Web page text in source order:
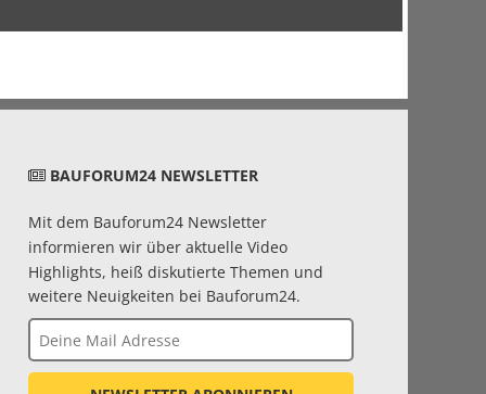
BAUFORUM24 NEWSLETTER
Mit dem Bauforum24 Newsletter
informieren wir über aktuelle Video
Highlights, heiß diskutierte Themen und
weitere Neuigkeiten bei Bauforum24.